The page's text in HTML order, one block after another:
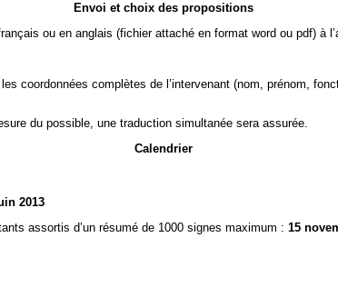
Envoi et choix des propositions
ou en anglais (fichier attaché en format word ou pdf) à
coordonnées complètes de l’intervenant (nom, prénom,
du possible, une traduction simultanée sera assurée.
Calendrier
2013
assortis d’un résumé de 1000 signes maximum : 15